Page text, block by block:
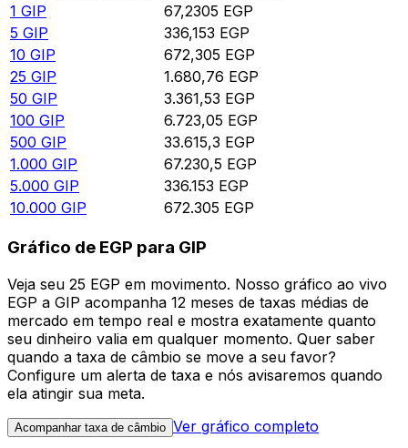
1 GIP 67,2305 EGP
5 GIP 336,153 EGP
10 GIP 672,305 EGP
25 GIP 1.680,76 EGP
50 GIP 3.361,53 EGP
100 GIP 6.723,05 EGP
500 GIP 33.615,3 EGP
1.000 GIP 67.230,5 EGP
5.000 GIP 336.153 EGP
10.000 GIP 672.305 EGP
Gráfico de EGP para GIP
Veja seu 25 EGP em movimento. Nosso gráfico ao vivo
EGP a GIP acompanha 12 meses de taxas médias de
mercado em tempo real e mostra exatamente quanto
seu dinheiro valia em qualquer momento. Quer saber
quando a taxa de câmbio se move a seu favor?
Configure um alerta de taxa e nós avisaremos quando
ela atingir sua meta.
Acompanhar taxa de câmbio Ver gráfico completo